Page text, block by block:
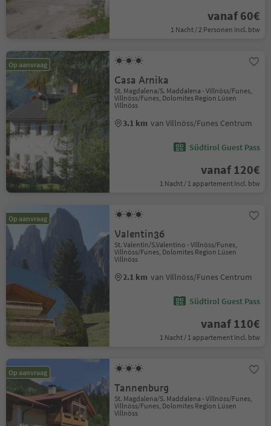
vanaf 60€
1 Nacht / 2 Personen Incl. btw
Op aanvraag
Casa Arnika
St. Magdalena/S. Maddalena - Villnöss/Funes,
Villnöss/Funes, Dolomites Region Lüsen
Villnöss
3.1 km van Villnöss/Funes Centrum
Südtirol Guest Pass
vanaf 120€
1 Nacht / 1 appartement Incl. btw
Op aanvraag
Valentin36
St. Valentin/S.Valentino - Villnöss/Funes,
Villnöss/Funes, Dolomites Region Lüsen
Villnöss
2.1 km van Villnöss/Funes Centrum
Südtirol Guest Pass
vanaf 110€
1 Nacht / 1 appartement Incl. btw
Op aanvraag
Tannenburg
St. Magdalena/S. Maddalena - Villnöss/Funes,
Villnöss/Funes, Dolomites Region Lüsen
Villnöss